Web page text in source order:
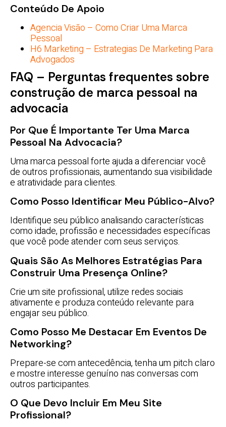
Conteúdo De Apoio
Agencia Visão – Como Criar Uma Marca
Pessoal
H6 Marketing – Estrategias De Marketing Para
Advogados
FAQ – Perguntas frequentes sobre
construção de marca pessoal na
advocacia
Por Que É Importante Ter Uma Marca
Pessoal Na Advocacia?
Uma marca pessoal forte ajuda a diferenciar você
de outros profissionais, aumentando sua visibilidade
e atratividade para clientes.
Como Posso Identificar Meu Público-Alvo?
Identifique seu público analisando características
como idade, profissão e necessidades específicas
que você pode atender com seus serviços.
Quais São As Melhores Estratégias Para
Construir Uma Presença Online?
Crie um site profissional, utilize redes sociais
ativamente e produza conteúdo relevante para
engajar seu público.
Como Posso Me Destacar Em Eventos De
Networking?
Prepare-se com antecedência, tenha um pitch claro
e mostre interesse genuíno nas conversas com
outros participantes.
O Que Devo Incluir Em Meu Site
Profissional?